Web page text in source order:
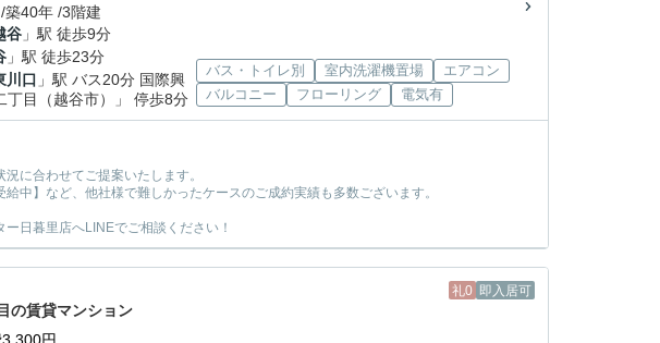
築40年 /3階建
谷 」駅 徒歩9分
」駅 徒歩23分
川口 」駅 バス20分 国際興
丁目（越谷市）」 停歩8分
バス・トイレ別 室内洗濯機置場
エアコン
バルコニー
フローリング 電気有
に合わせてご提案いたします。
中】など、他社様で難しかったケースのご成約実績も多数ございます。
日暮里店へLINEでご相談ください！
礼0 即入居可
の賃貸マンション